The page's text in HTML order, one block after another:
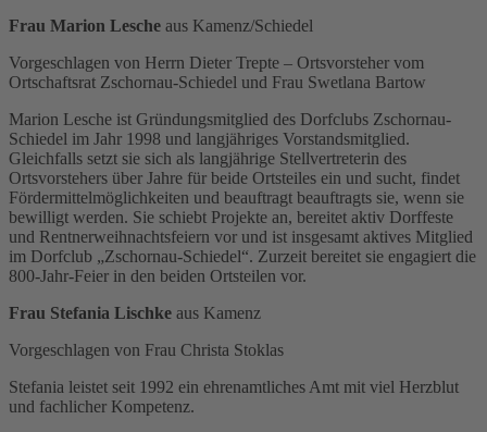
Frau Marion Lesche aus Kamenz/Schiedel
Vorgeschlagen von Herrn Dieter Trepte – Ortsvorsteher vom
Ortschaftsrat Zschornau-Schiedel und Frau Swetlana Bartow
Marion Lesche ist Gründungsmitglied des Dorfclubs Zschornau-
Schiedel im Jahr 1998 und langjähriges Vorstandsmitglied.
Gleichfalls setzt sie sich als langjährige Stellvertreterin des
Ortsvorstehers über Jahre für beide Ortsteiles ein und sucht, findet
Fördermittelmöglichkeiten und beauftragt beauftragts sie, wenn sie
bewilligt werden. Sie schiebt Projekte an, bereitet aktiv Dorffeste
und Rentnerweihnachtsfeiern vor und ist insgesamt aktives Mitglied
im Dorfclub „Zschornau-Schiedel“. Zurzeit bereitet sie engagiert die
800-Jahr-Feier in den beiden Ortsteilen vor.
Frau Stefania Lischke aus Kamenz
Vorgeschlagen von Frau Christa Stoklas
Stefania leistet seit 1992 ein ehrenamtliches Amt mit viel Herzblut
und fachlicher Kompetenz.